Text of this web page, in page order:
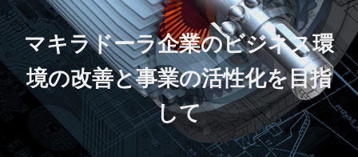
マキラドーラ企業のビジネス環
境の改善と事業の活性化を目指
して